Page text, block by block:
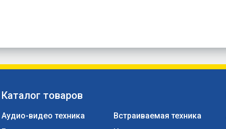
Каталог товаров
Аудио-видео техника
Встраиваемая техника